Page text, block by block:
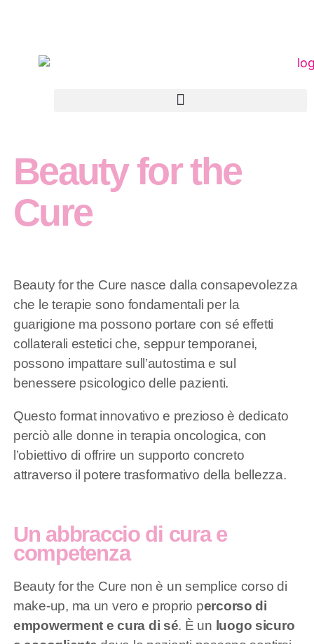
Beauty for the
Cure
Beauty for the Cure nasce dalla consapevolezza
che le terapie sono fondamentali per la
guarigione ma possono portare con sé effetti
collaterali estetici che, seppur temporanei,
possono impattare sull’autostima e sul
benessere psicologico delle pazienti.
Questo format innovativo e prezioso è dedicato
perciò alle donne in terapia oncologica, con
l’obiettivo di offrire un supporto concreto
attraverso il potere trasformativo della bellezza.
Un abbraccio di cura e
competenza
Beauty for the Cure non è un semplice corso di
make-up, ma un vero e proprio percorso di
empowerment e cura di sé. È un luogo sicuro